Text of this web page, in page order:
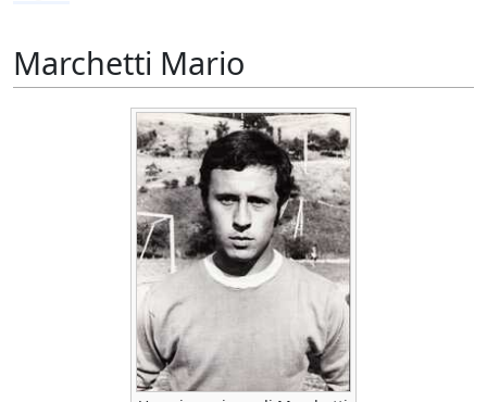
Marchetti Mario